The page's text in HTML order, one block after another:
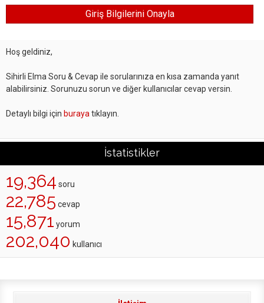
Hoş geldiniz,
Sihirli Elma Soru & Cevap ile sorularınıza en kısa zamanda yanıt
alabilirsiniz. Sorunuzu sorun ve diğer kullanıcılar cevap versin.
Detaylı bilgi için buraya tıklayın.
İstatistikler
19,364 soru
22,785 cevap
15,871 yorum
202,040 kullanıcı